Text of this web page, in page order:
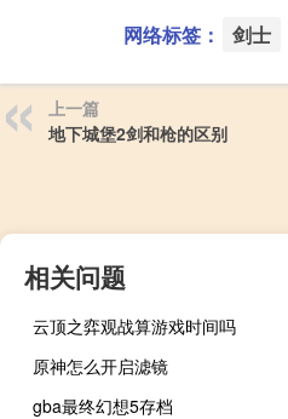
网络标签： 剑士
上一篇
地下城堡2剑和枪的区别
相关问题
云顶之弈观战算游戏时间吗
原神怎么开启滤镜
gba最终幻想5存档